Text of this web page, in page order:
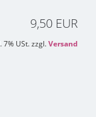
9,50 EUR
7% USt. zzgl. Versand